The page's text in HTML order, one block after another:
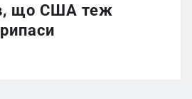
що США теж